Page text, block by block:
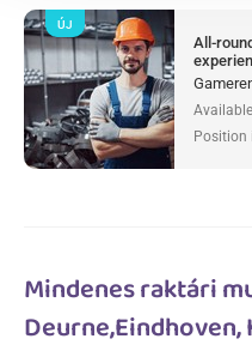
All-
Position
ÚJ
Mindenes raktári